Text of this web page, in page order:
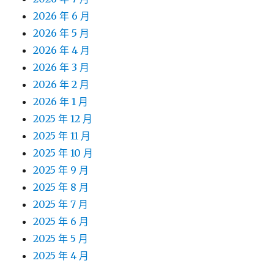
2026 年 6 月
2026 年 5 月
2026 年 4 月
2026 年 3 月
2026 年 2 月
2026 年 1 月
2025 年 12 月
2025 年 11 月
2025 年 10 月
2025 年 9 月
2025 年 8 月
2025 年 7 月
2025 年 6 月
2025 年 5 月
2025 年 4 月